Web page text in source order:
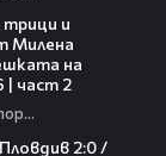
трици и
Милена
на
| част 2
Черешката на тортата
2:0 /